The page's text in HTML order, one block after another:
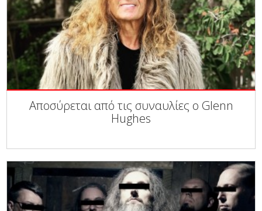
Αποσύρεται από τις συναυλίες ο Glenn
Hughes